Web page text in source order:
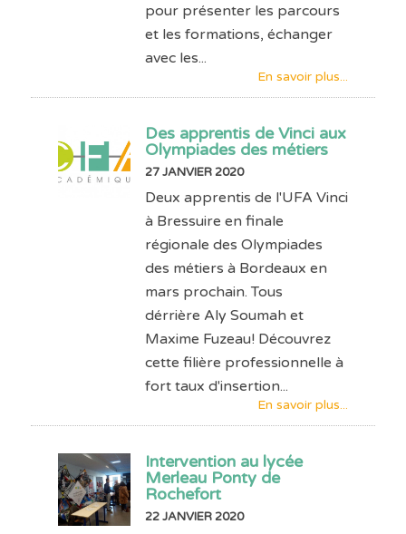
pour présenter les parcours
et les formations, échanger
avec les...
En savoir plus...
Des apprentis de Vinci aux
Olympiades des métiers
27 JANVIER 2020
Deux apprentis de l'UFA Vinci
à Bressuire en finale
régionale des Olympiades
des métiers à Bordeaux en
mars prochain. Tous
dérrière Aly Soumah et
Maxime Fuzeau! Découvrez
cette filière professionnelle à
fort taux d'insertion...
En savoir plus...
Intervention au lycée
Merleau Ponty de
Rochefort
22 JANVIER 2020